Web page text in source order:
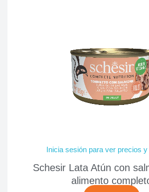
Inicia sesión para ver precios
Schesir Lata Atún con
alimento